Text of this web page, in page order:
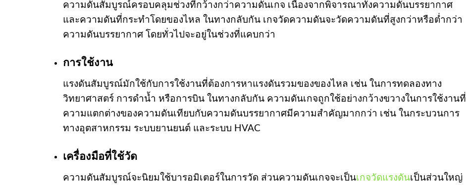
ความดันสัมบูรณ์ครอบคลุมช่วงที่กว้างกว่าความดันเกจ เนื่องจากพิจารณาทั้งความดันบรรยากาศ
และความดันที่กระทำโดยของไหล ในทางกลับกัน เกจวัดความดันจะวัดความดันที่สูงกว่าหรือต่ำกว่า
ความดันบรรยากาศ โดยทั่วไปจะอยู่ในช่วงที่แคบกว่า
การใช้งาน
แรงดันสัมบูรณ์มักใช้กับการใช้งานที่ต้องการหาแรงดันรวมของของไหล เช่น ในการทดลองทาง
วิทยาศาสตร์ การดำน้ำ หรือการบิน ในทางกลับกัน ความดันเกจถูกใช้อย่างกว้างขวางในการใช้งานที่
ความแตกต่างของความดันเทียบกับความดันบรรยากาศมีความสำคัญมากกว่า เช่น ในกระบวนการ
ทางอุตสาหกรรม ระบบยานยนต์ และระบบ HVAC
เครื่องมือที่ใช้วัด
ความดันสัมบูรณ์จะนิยมใช้บารอมิเตอร์ในการวัด ส่วนความดันเกจจะเป็นเกจวัดแรงดันเป็นส่วนใหญ่